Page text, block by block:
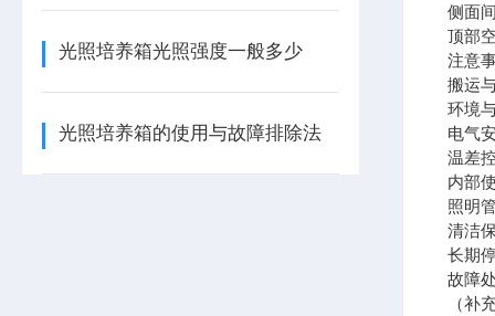
光照培养箱光照强度一般多少
光照培养箱的使用与故障排除法
侧面
顶部
注意
搬运
环境
电气
温差
内部
照明
清洁
长期
故障
（补